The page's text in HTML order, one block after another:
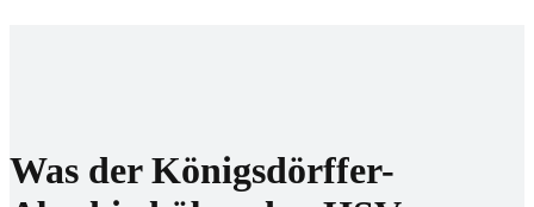
Was der Königsdörffer-